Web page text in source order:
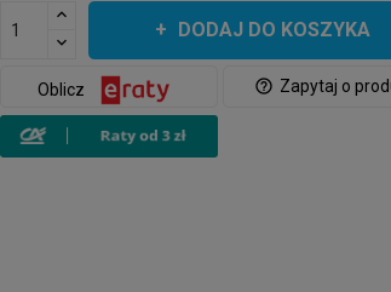
DODAJ DO KOSZYKA
help_outline Zapytaj o
Oblicz